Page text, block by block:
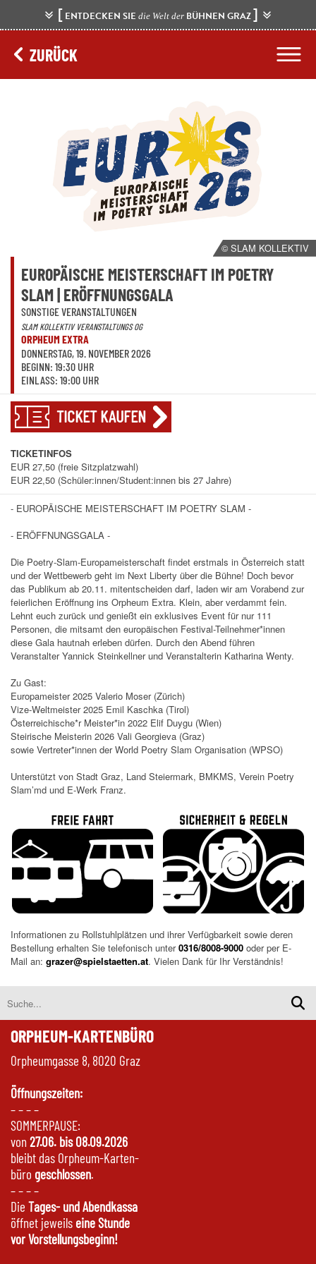
[ ENTDECKEN SIE die Welt der BÜHNEN GRAZ]
ZURÜCK
© SLAM KOLLEKTIV
EUROPÄISCHE MEISTERSCHAFT IM POETRY
SLAM | ERÖFFNUNGSGALA
SONSTIGE VERANSTALTUNGEN
SLAM KOLLEKTIV VERANSTALTUNGS OG
ORPHEUM EXTRA
DONNERSTAG, 19. NOVEMBER 2026
BEGINN: 19:30 UHR
EINLASS: 19:00 UHR
TICKET KAUFEN
TICKETINFOS
EUR 27,50 (freie Sitzplatzwahl)
EUR 22,50 (Schüler:innen/Student:innen bis 27 Jahre)
- EUROPÄISCHE MEISTERSCHAFT IM POETRY SLAM -
- ERÖFFNUNGSGALA -
Die Poetry-Slam-Europameisterschaft findet erstmals in Österreich statt
und der Wettbewerb geht im Next Liberty über die Bühne! Doch bevor
das Publikum ab 20.11. mitentscheiden darf, laden wir am Vorabend zur
feierlichen Eröffnung ins Orpheum Extra. Klein, aber verdammt fein.
Lehnt euch zurück und genießt ein exklusives Event für nur 111
Personen, die mitsamt den europäischen Festival-Teilnehmer*innen
diese Gala hautnah erleben dürfen. Durch den Abend führen
Veranstalter Yannick Steinkellner und Veranstalterin Katharina Wenty.
Zu Gast:
Europameister 2025 Valerio Moser (Zürich)
Vize-Weltmeister 2025 Emil Kaschka (Tirol)
Österreichische*r Meister*in 2022 Elif Duygu (Wien)
Steirische Meisterin 2026 Vali Georgieva (Graz)
sowie Vertreter*innen der World Poetry Slam Organisation (WPSO)
Unterstützt von Stadt Graz, Land Steiermark, BMKMS, Verein Poetry
Slam’md und E-Werk Franz.
Informationen zu Rollstuhlplätzen und ihrer Verfügbarkeit sowie deren
Bestellung erhalten Sie telefonisch unter0316/8008-9000 oder per E-
Mail an: grazer@spielstaetten.at. Vielen Dank für Ihr Verständnis!
ORPHEUM-KARTENBÜRO
Orpheumgasse 8, 8020 Graz
Öffnungszeiten:
– – – –
SOMMERPAUSE:
von 27.06. bis 08.09.2026
bleibt das Orpheum-Karten-
büro geschlossen.
– – – –
Die Tages- und Abendkassa
öffnet jeweils eine Stunde
vor Vorstellungsbeginn!